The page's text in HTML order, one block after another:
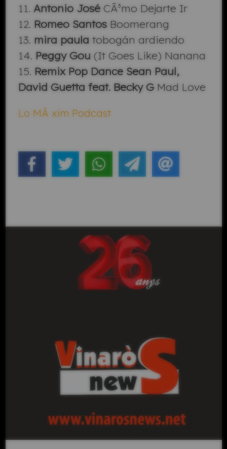
11. Antonio JoséCÃ³mo Dejarte Ir
12. Romeo SantosBoomerang
13. mira paula tobogán ardiendo
14. Peggy Gou (It Goes Like) Nanana
15. Remix Pop Dance Sean Paul,
David Guetta feat. Becky GMad Love
Lo MÃ xim Podcast